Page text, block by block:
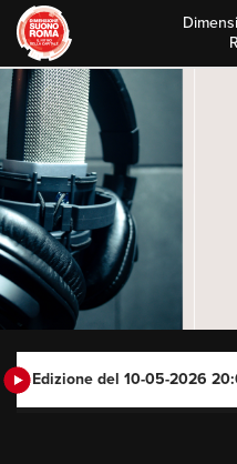
Skip
to
content
Edizione del 10-05-2026